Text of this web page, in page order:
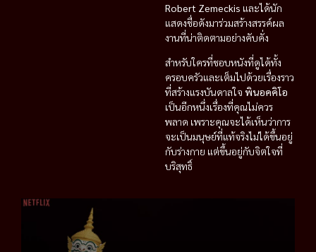
Robert Zemeckis และได้นัก
แสดงชื่อดังมาร่วมสร้างสรรค์ผล
งานที่น่าติดตามอย่างคับคั่ง
สำหรับใครที่ชอบหนังที่ดูได้ทั้ง
ครอบครัวและเต็มไปด้วยเรื่องราว
ที่สร้างแรงบันดาลใจ พินอคคิโอ
เป็นอีกหนึ่งเรื่องที่คุณไม่ควร
พลาด เพราะคุณจะได้เห็นว่าการ
จะเป็นมนุษย์ที่แท้จริงไม่ได้ขึ้นอยู่
กับร่างกาย แต่ขึ้นอยู่กับจิตใจที่
บริสุทธิ์